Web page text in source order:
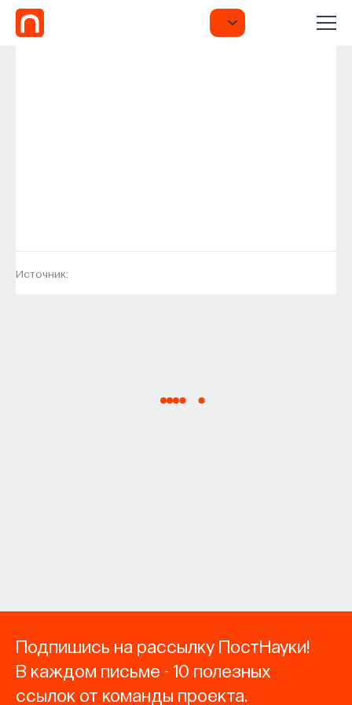
Источник:
Подпишись на рассылку ПостНауки!
В каждом письме - 10 полезных
ссылок от команды проекта.